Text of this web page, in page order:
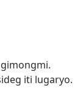
iti lugaryo.